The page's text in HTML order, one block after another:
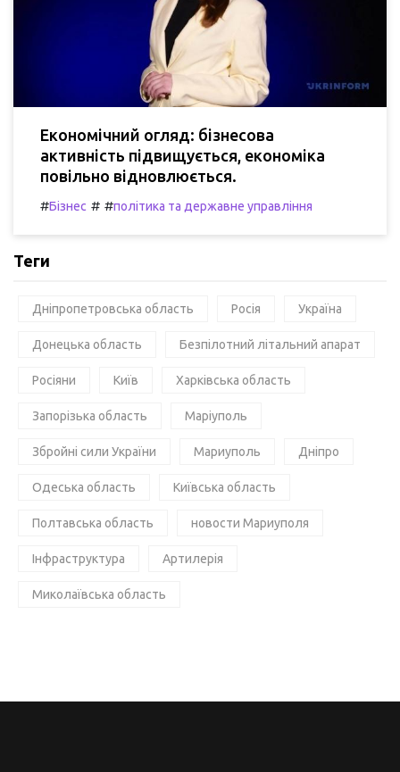
Економічний огляд: бізнесова
активність підвищується, економіка
повільно відновлюється.
#Бізнес # #політика та державне управління
Теги
Дніпропетровська область Росія Україна
Донецька область Безпілотний літальний апарат
Росіяни Київ Харківська область
Запорізька область Маріуполь
Збройні сили України Мариуполь Дніпро
Одеська область Київська область
Полтавська область новости Мариуполя
Інфраструктура Артилерія
Миколаївська область